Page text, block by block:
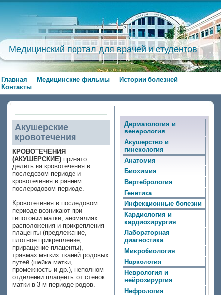
Медицинский портал для врачей и студентов
Главная Медицинские фильмы
Истории болезней
Контакты
Акушерские
кровотечения
КРОВОТЕЧЕНИЯ
(АКУШЕРСКИЕ) принято
делить на кровотечения в
последовом периоде и
кровотечения в раннем
послеродовом периоде.
Кровотечения в последовом
периоде возникают при
гипотонии матки, аномалиях
расположения и прикрепления
плаценты (предлежание,
плотное прикрепление,
приращение плаценты),
травмах мягких тканей родовых
путей (шейка матки,
промежность и др.), неполном
отделении плаценты от стенок
матки в 3-м периоде родов.
Дерматология и
венерология
Акушерство и
гинекология
Анатомия
Биохимия
Вертебрология
Генетика
Инфекционные болезни
Кардиология и
кардиохирургия
Лабораторная
диагностика
Микробиология
Наркология
Неврология и
нейрохирургия
Нефрология